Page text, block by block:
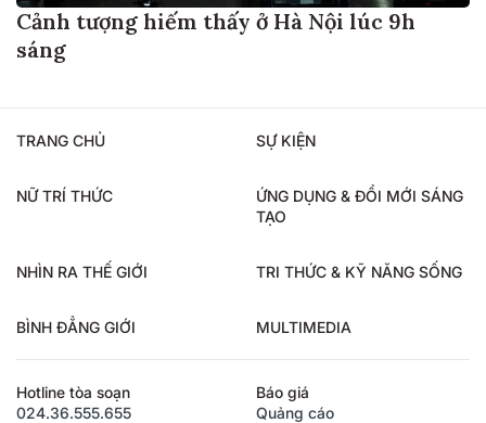
Cảnh tượng hiếm thấy ở Hà Nội lúc 9h
sáng
TRANG CHỦ SỰ KIỆN
NỮ TRÍ THỨC
ỨNG DỤNG & ĐỔI MỚI SÁNG
TẠO
NHÌN RA THẾ GIỚI TRI THỨC & KỸ NĂNG SỐNG
BÌNH ĐẲNG GIỚI MULTIMEDIA
Hotline tòa soạn
024.36.555.655
Báo giá
Quảng cáo